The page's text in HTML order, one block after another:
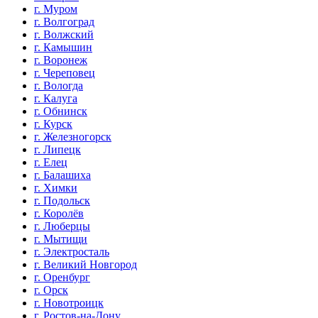
г. Муром
г. Волгоград
г. Волжский
г. Камышин
г. Воронеж
г. Череповец
г. Вологда
г. Калуга
г. Обнинск
г. Курск
г. Железногорск
г. Липецк
г. Елец
г. Балашиха
г. Химки
г. Подольск
г. Королёв
г. Люберцы
г. Мытищи
г. Электросталь
г. Великий Новгород
г. Оренбург
г. Орск
г. Новотроицк
г. Ростов-на-Дону